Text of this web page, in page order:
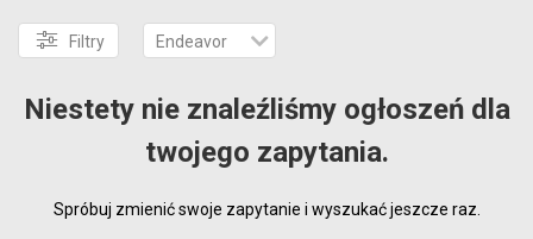
Filtry Endeavor
Niestety nie znaleźliśmy ogłoszeń dla
twojego zapytania.
Spróbuj zmienić swoje zapytanie i wyszukać jeszcze raz.